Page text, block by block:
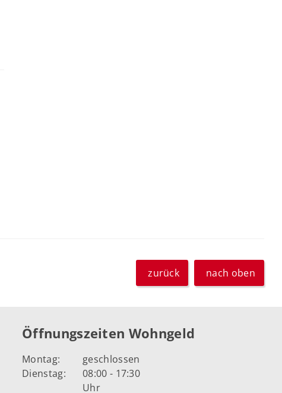
zurück nach oben
Öffnungszeiten Wohngeld
Montag:
geschlossen
Dienstag:
08:00 - 17:30
Uhr